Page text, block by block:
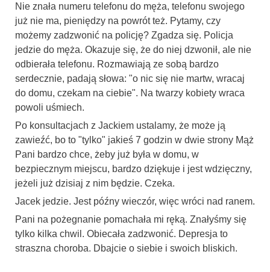
Nie znała numeru telefonu do męża, telefonu swojego
już nie ma, pieniędzy na powrót też. Pytamy, czy
możemy zadzwonić na policję? Zgadza się. Policja
jedzie do męża. Okazuje się, że do niej dzwonił, ale nie
odbierała telefonu. Rozmawiają ze sobą bardzo
serdecznie, padają słowa: "o nic się nie martw, wracaj
do domu, czekam na ciebie". Na twarzy kobiety wraca
powoli uśmiech.
Po konsultacjach z Jackiem ustalamy, że może ją
zawieźć, bo to "tylko" jakieś 7 godzin w dwie strony Mąż
Pani bardzo chce, żeby już była w domu, w
bezpiecznym miejscu, bardzo dziękuje i jest wdzięczny,
jeżeli już dzisiaj z nim będzie. Czeka.
Jacek jedzie. Jest późny wieczór, więc wróci nad ranem.
Pani na pożegnanie pomachała mi ręką. Znałyśmy się
tylko kilka chwil. Obiecała zadzwonić. Depresja to
straszna choroba. Dbajcie o siebie i swoich bliskich.